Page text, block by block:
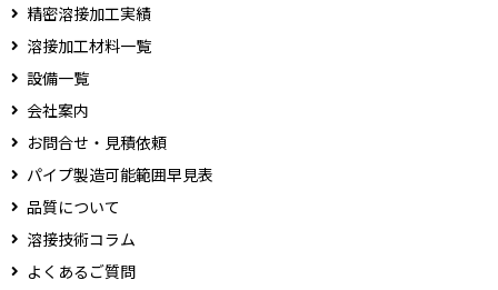
精密溶接加工実績
溶接加工材料一覧
設備一覧
会社案内
お問合せ・見積依頼
パイプ製造可能範囲早見表
品質について
溶接技術コラム
よくあるご質問